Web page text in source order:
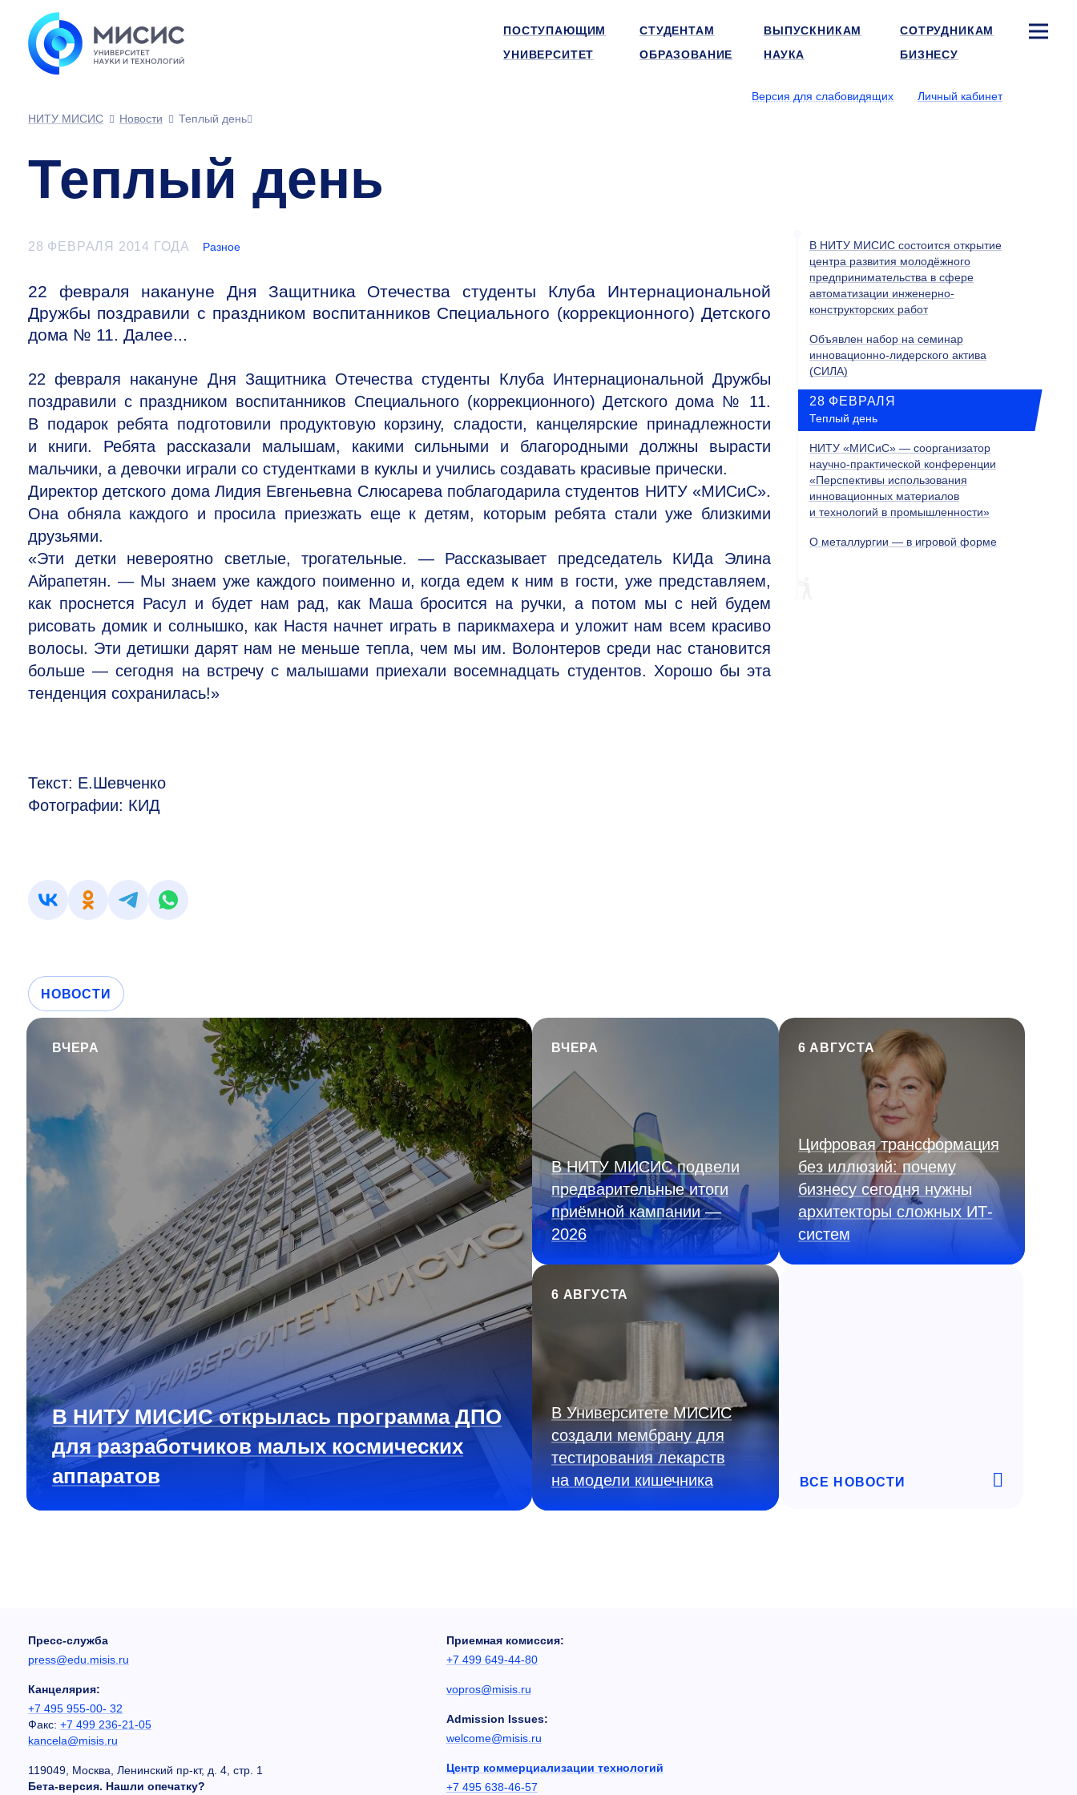
ПОСТУПАЮЩИМ СТУДЕНТАМ ВЫПУСКНИКАМ
СОТРУДНИКАМ
УНИВЕРСИТЕТ
ОБРАЗОВАНИЕ НАУКА БИЗНЕСУ
Версия для слабовидящих
Личный кабинет
НИТУ МИСИС
Новости Теплый день
Теплый день
28 ФЕВРАЛЯ 2014 ГОДА Разное
22 февраля накануне Дня Защитника Отечества студенты Клуба Интернациональной
Дружбы поздравили с праздником воспитанников Специального (коррекционного) Детского
дома № 11. Далее...
22 февраля накануне Дня Защитника Отечества студенты Клуба Интернациональной Дружбы
поздравили с праздником воспитанников Специального (коррекционного) Детского дома № 11.
В подарок ребята подготовили продуктовую корзину, сладости, канцелярские принадлежности
и книги. Ребята рассказали малышам, какими сильными и благородными должны вырасти
мальчики, а девочки играли со студентками в куклы и учились создавать красивые прически.
Директор детского дома Лидия Евгеньевна Слюсарева поблагодарила студентов НИТУ «МИСиС».
Она обняла каждого и просила приезжать еще к детям, которым ребята стали уже близкими
друзьями.
«Эти детки невероятно светлые, трогательные. — Рассказывает председатель КИДа Элина
Айрапетян. — Мы знаем уже каждого поименно и, когда едем к ним в гости, уже представляем,
как проснется Расул и будет нам рад, как Маша бросится на ручки, а потом мы с ней будем
рисовать домик и солнышко, как Настя начнет играть в парикмахера и уложит нам всем красиво
волосы. Эти детишки дарят нам не меньше тепла, чем мы им. Волонтеров среди нас становится
больше — сегодня на встречу с малышами приехали восемнадцать студентов. Хорошо бы эта
тенденция сохранилась!»
Текст: Е.Шевченко
Фотографии: КИД
В НИТУ МИСИС состоится открытие
центра развития молодёжного
предпринимательства в сфере
автоматизации инженерно-
конструкторских работ
Объявлен набор на семинар
инновационно-лидерского актива
(СИЛА)
28 ФЕВРАЛЯ
Теплый день
НИТУ «МИСиС» — соорганизатор
научно-практической конференции
«Перспективы использования
инновационных материалов
и технологий в промышленности»
О металлургии — в игровой форме
НОВОСТИ
ВЧЕРА
В НИТУ МИСИС открылась программа ДПО
для разработчиков малых космических
аппаратов
ВЧЕРА
В НИТУ МИСИС подвели
предварительные итоги
приёмной кампании —
2026
6 АВГУСТА
Цифровая трансформация
без иллюзий: почему
бизнесу сегодня нужны
архитекторы сложных ИТ-
систем
6 АВГУСТА
В Университете МИСИС
создали мембрану для
тестирования лекарств
на модели кишечника
ВСЕ НОВОСТИ
Пресс-служба
press@edu.misis.ru
Канцелярия:
+7 495 955-00- 32
Факс: +7 499 236-21-05
kancela@misis.ru
119049, Москва, Ленинский пр-кт, д. 4, стр. 1
Бета-версия. Нашли опечатку?
Приемная комиссия:
+7 499 649-44-80
vopros@misis.ru
Admission Issues:
welcome@misis.ru
Центр коммерциализации технологий
+7 495 638-46-57